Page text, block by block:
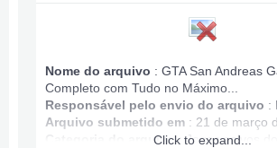
Nome do arquivo : GTA San Andreas
Completo com Tudo no Máximo...
Responsável pelo envio do arquivo :
Arquivo submetido em : 21 de março
Categoria do arquivo:Jogos salvos do
Click to expand...